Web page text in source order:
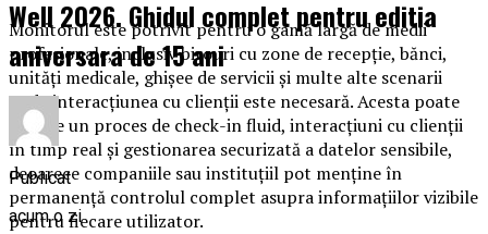
Monitorul este potrivit pentru o gamă largă de medii
profesionale, inclusiv birouri cu zone de recepție, bănci,
unități medicale, ghișee de servicii și multe alte scenarii
unde interacțiunea cu clienții este necesară. Acesta poate
susține un proces de check-in fluid, interacțiuni cu clienții
în timp real și gestionarea securizată a datelor sensibile,
deoarece companiile sau instituțiil pot menține în
permanență controlul complet asupra informațiilor vizibile
pentru fiecare utilizator.
Well 2026. Ghidul complet pentru editia
aniversara de 15 ani
Publicat
acum o zi